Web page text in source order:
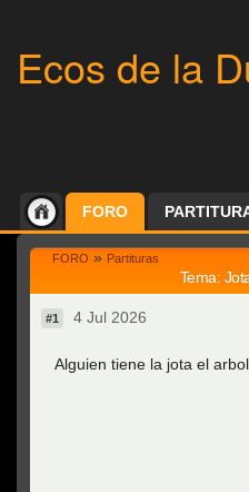
Ecos de la
FORO
FORO » Partituras
Tema:
#1 4 Jul 2026
Alguien tiene la jota el